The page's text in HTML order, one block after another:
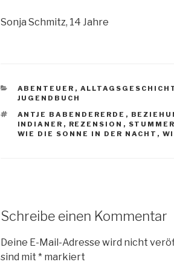
Sonja Schmitz, 14 Jahre
KATEGORIEN
ABENTEUER ,
JUGENDBUCH
SCHLAGWÖRTER
ANTJE BABENDERERDE ,
INDIANER , REZENSION ,
WIE DIE SONNE IN DER NACHT ,
Schreibe einen Kommentar
Deine E-Mail-Adresse wird nicht
sind mit * markiert